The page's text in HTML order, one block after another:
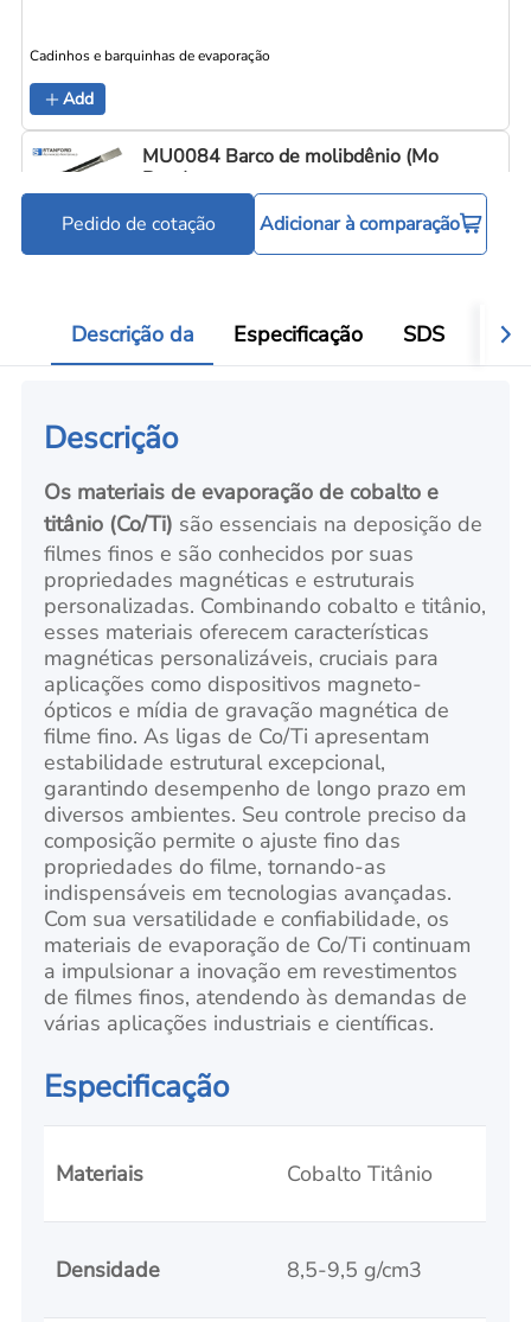
Cadinhos e barquinhas de evaporação
Add
MU0084 Barco de molibdênio (Mo
Boat)
Pedido de cotação Adicionar à comparação
Descrição da Especificação SDS
Descrição
Os materiais de evaporação de cobalto e
titânio (Co/Ti) são essenciais na deposição de
filmes finos e são conhecidos por suas
propriedades magnéticas e estruturais
personalizadas. Combinando cobalto e titânio,
esses materiais oferecem características
magnéticas personalizáveis, cruciais para
aplicações como dispositivos magneto-
ópticos e mídia de gravação magnética de
filme fino. As ligas de Co/Ti apresentam
estabilidade estrutural excepcional,
garantindo desempenho de longo prazo em
diversos ambientes. Seu controle preciso da
composição permite o ajuste fino das
propriedades do filme, tornando-as
indispensáveis em tecnologias avançadas.
Com sua versatilidade e confiabilidade, os
materiais de evaporação de Co/Ti continuam
a impulsionar a inovação em revestimentos
de filmes finos, atendendo às demandas de
várias aplicações industriais e científicas.
Especificação
Materiais Cobalto Titânio
Densidade 8,5-9,5 g/cm3